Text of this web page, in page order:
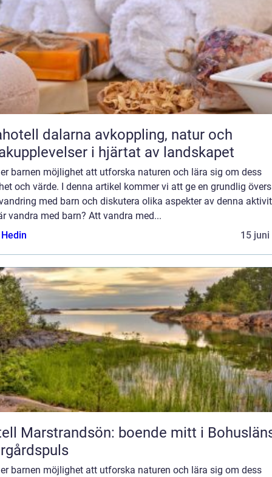
dalarna avkoppling, natur och
i hjärtat av landskapet
barnen möjlighet att utforska naturen och lära sig om dess
och värde. I denna artikel kommer vi att ge en grundlig
med barn och diskutera olika aspekter av denna
vandra med barn? Att vandra med...
15 juni
Marstrandsön: boende mitt i
barnen möjlighet att utforska naturen och lära sig om dess